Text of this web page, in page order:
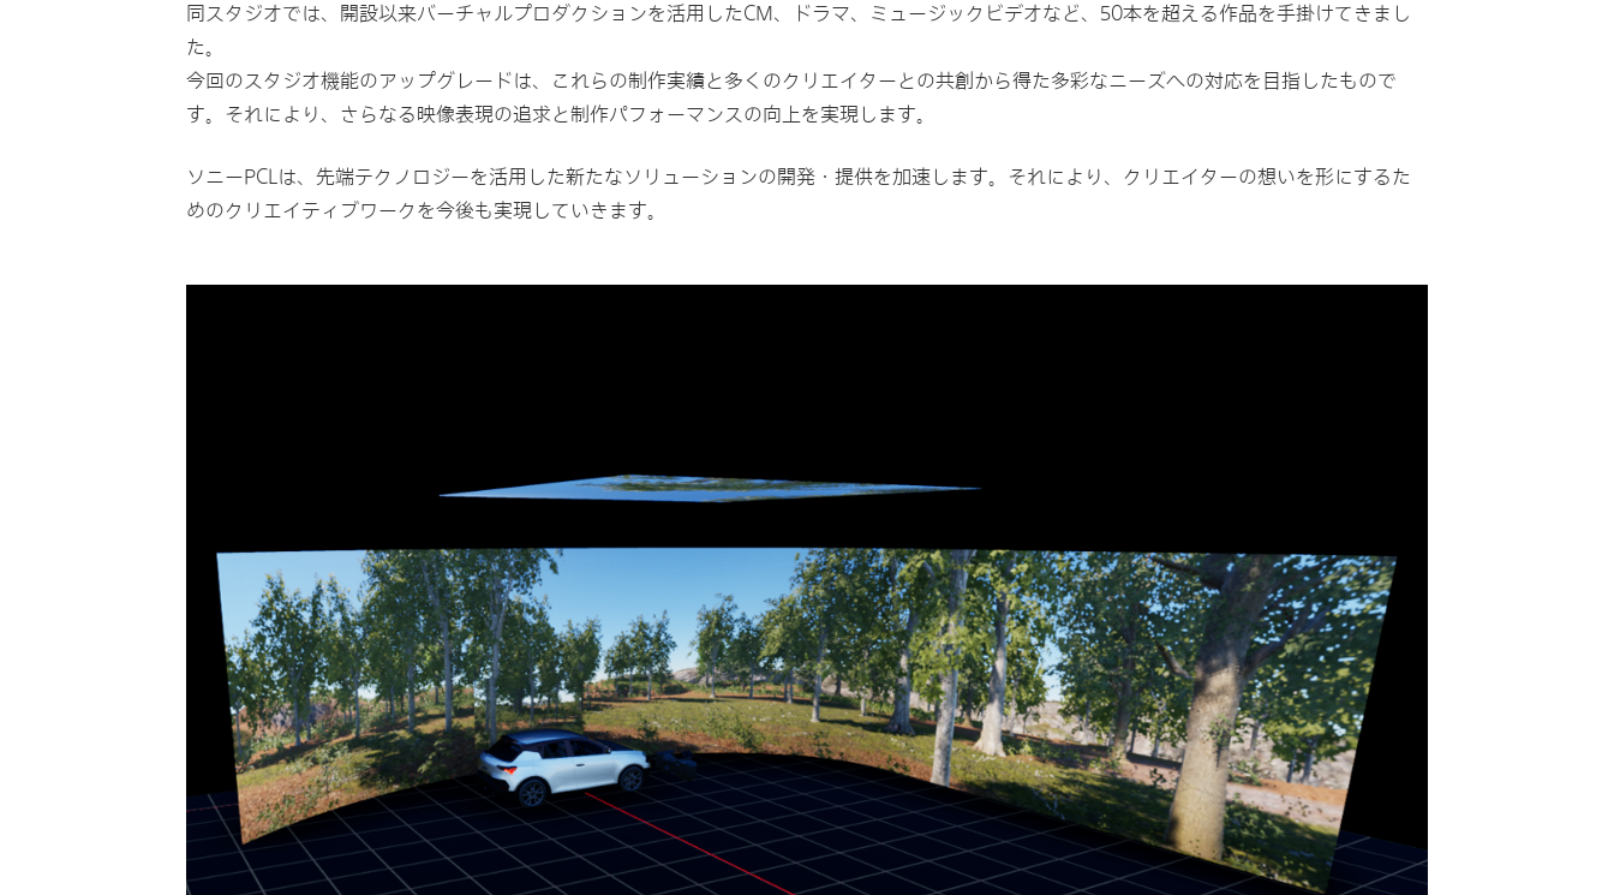
同スタジオでは、開設以来バーチャルプロダクションを活用したCM、ドラマ、ミュージックビデオなど、50本を超える作品を手掛けてきまし
た。
今回のスタジオ機能のアップグレードは、これらの制作実績と多くのクリエイターとの共創から得た多彩なニーズへの対応を目指したもので
す。それにより、さらなる映像表現の追求と制作パフォーマンスの向上を実現します。
ソニーPCLは、先端テクノロジーを活用した新たなソリューションの開発・提供を加速します。それにより、クリエイターの想いを形にするた
めのクリエイティブワークを今後も実現していきます。